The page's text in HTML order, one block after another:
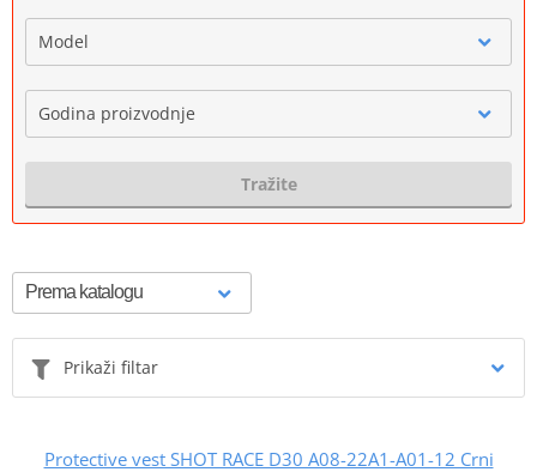
Model
Godina proizvodnje
Tražite
Prikaži filtar
Protective vest SHOT RACE D30 A08-22A1-A01-12 Crni